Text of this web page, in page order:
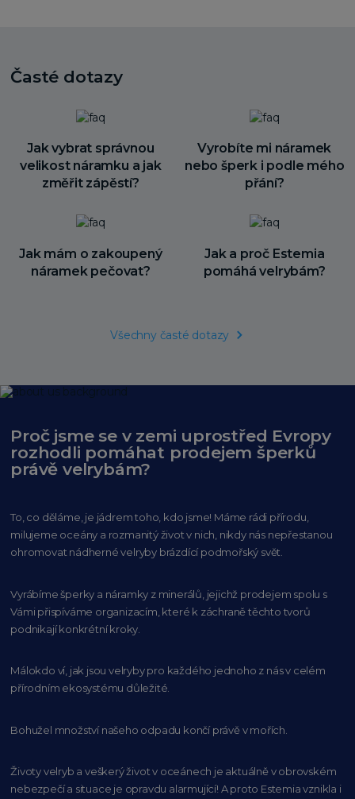
Časté dotazy
Jak vybrat správnou
velikost náramku a jak
změřit zápěstí?
Vyrobíte mi náramek
nebo šperk i podle mého
přání?
Jak mám o zakoupený
náramek pečovat?
Jak a proč Estemia
pomáhá velrybám?
Všechny časté dotazy
Proč jsme se v zemi uprostřed Evropy
rozhodli pomáhat prodejem šperků
právě velrybám?
To, co děláme, je jádrem toho, kdo jsme! Máme rádi přírodu,
milujeme oceány a rozmanitý život v nich, nikdy nás nepřestanou
ohromovat nádherné velryby brázdící podmořský svět.
Vyrábíme šperky a náramky z minerálů, jejichž prodejem spolu s
Vámi přispíváme organizacím, které k záchraně těchto tvorů
podnikají konkrétní kroky.
Málokdo ví, jak jsou velryby pro každého jednoho z nás v celém
přírodním ekosystému důležité.
Bohužel množství našeho odpadu končí právě v mořích.
Životy velryb a veškerý život v oceánech je aktuálněv obrovském
nebezpečí a situace je opravdu alarmující! A proto Estemia vznikla i